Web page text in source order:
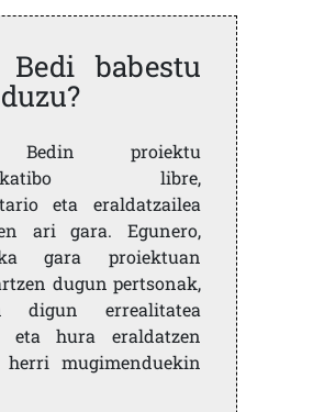
Bedi babestu
proiektu
libre,
eta eraldatzailea
ari gara. Egunero,
gara proiektuan
dugun pertsonak,
digun errealitatea
eta hura eraldatzen
herri mugimenduekin